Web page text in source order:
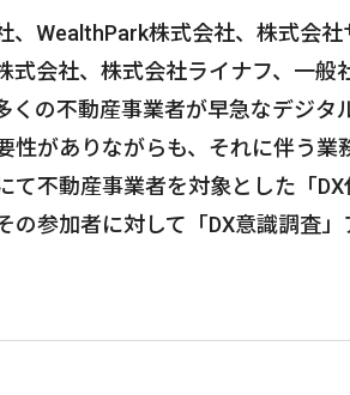
、WealthPark株式会社、株式会
式会社、株式会社ライナフ、一
くの不動産事業者が早急なデジタ
性がありながらも、それに伴う
て不動産事業者を対象とした「
の参加者に対して「DX意識調査